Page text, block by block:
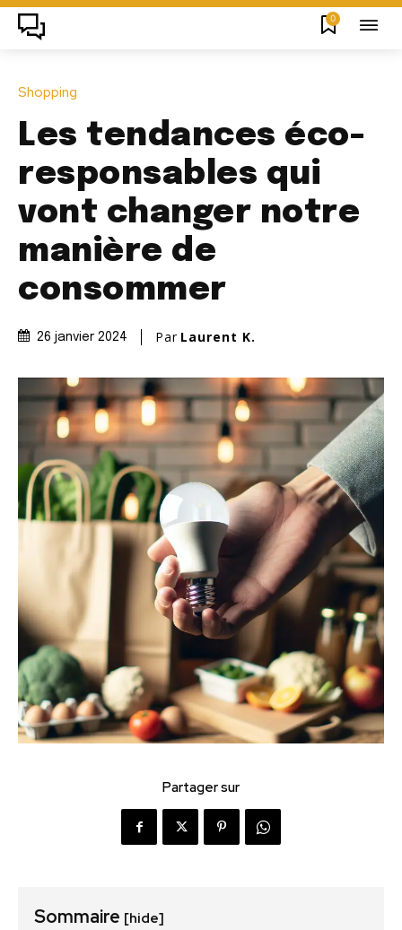
0
Shopping
Les tendances éco-
responsables qui
vont changer notre
manière de
consommer
26 janvier 2024 Par Laurent K.
Partager sur
Sommaire [hide]